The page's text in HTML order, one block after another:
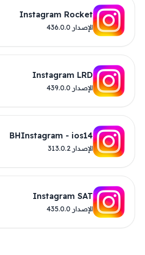
Instagram Rocket
الإصدار 436.0.0
Instagram LRD
الإصدار 439.0.0
الإصدار 313.0.2
Instagram SAT
الإصدار 435.0.0